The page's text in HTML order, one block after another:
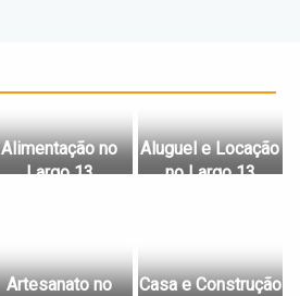
Alimentação no
Largo 13
Aluguel e Locação
no Largo 13
Artesanato no
Casa e Construção